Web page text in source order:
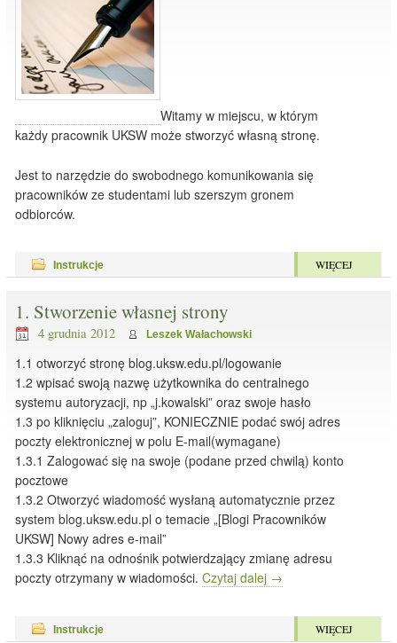
Witamy w miejscu, w którym
każdy pracownik UKSW może stworzyć własną stronę.
Jest to narzędzie do swobodnego komunikowania się
pracowników ze studentami lub szerszym gronem
odbiorców.
Instrukcje WIĘCEJ
1. Stworzenie własnej strony
4 grudnia 2012 Leszek Wałachowski
1.1 otworzyć stronę blog.uksw.edu.pl/logowanie
1.2 wpisać swoją nazwę użytkownika do centralnego
systemu autoryzacji, np „j.kowalski” oraz swoje hasło
1.3 po kliknięciu „zaloguj”, KONIECZNIE podać swój adres
poczty elektronicznej w polu E-mail(wymagane)
1.3.1 Zalogować się na swoje (podane przed chwilą) konto
pocztowe
1.3.2 Otworzyć wiadomość wysłaną automatycznie przez
system blog.uksw.edu.pl o temacie „[Blogi Pracowników
UKSW] Nowy adres e-mail”
1.3.3 Kliknąć na odnośnik potwierdzający zmianę adresu
poczty otrzymany w wiadomości.Czytaj dalej →
Instrukcje WIĘCEJ